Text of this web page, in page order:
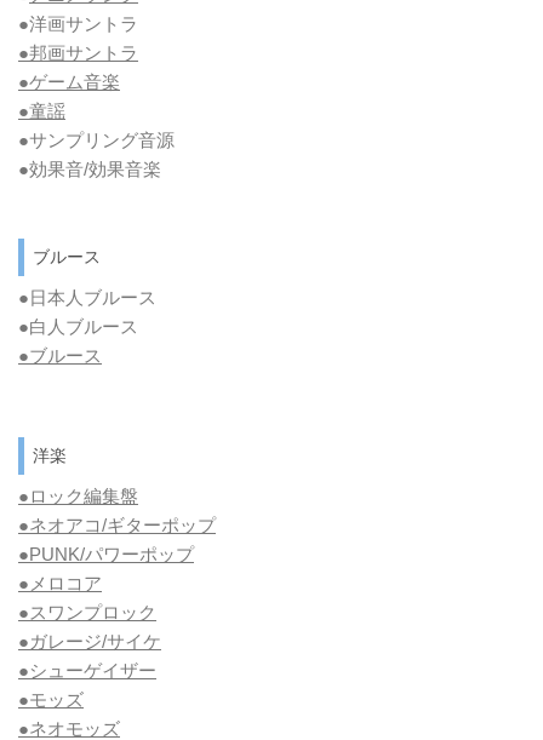
●洋画サントラ
●邦画サントラ
●ゲーム音楽
●童謡
●サンプリング音源
●効果音/効果音楽
ブルース
●日本人ブルース
●白人ブルース
●ブルース
洋楽
●ロック編集盤
●ネオアコ/ギターポップ
●PUNK/パワーポップ
●メロコア
●スワンプロック
●ガレージ/サイケ
●シューゲイザー
●モッズ
●ネオモッズ